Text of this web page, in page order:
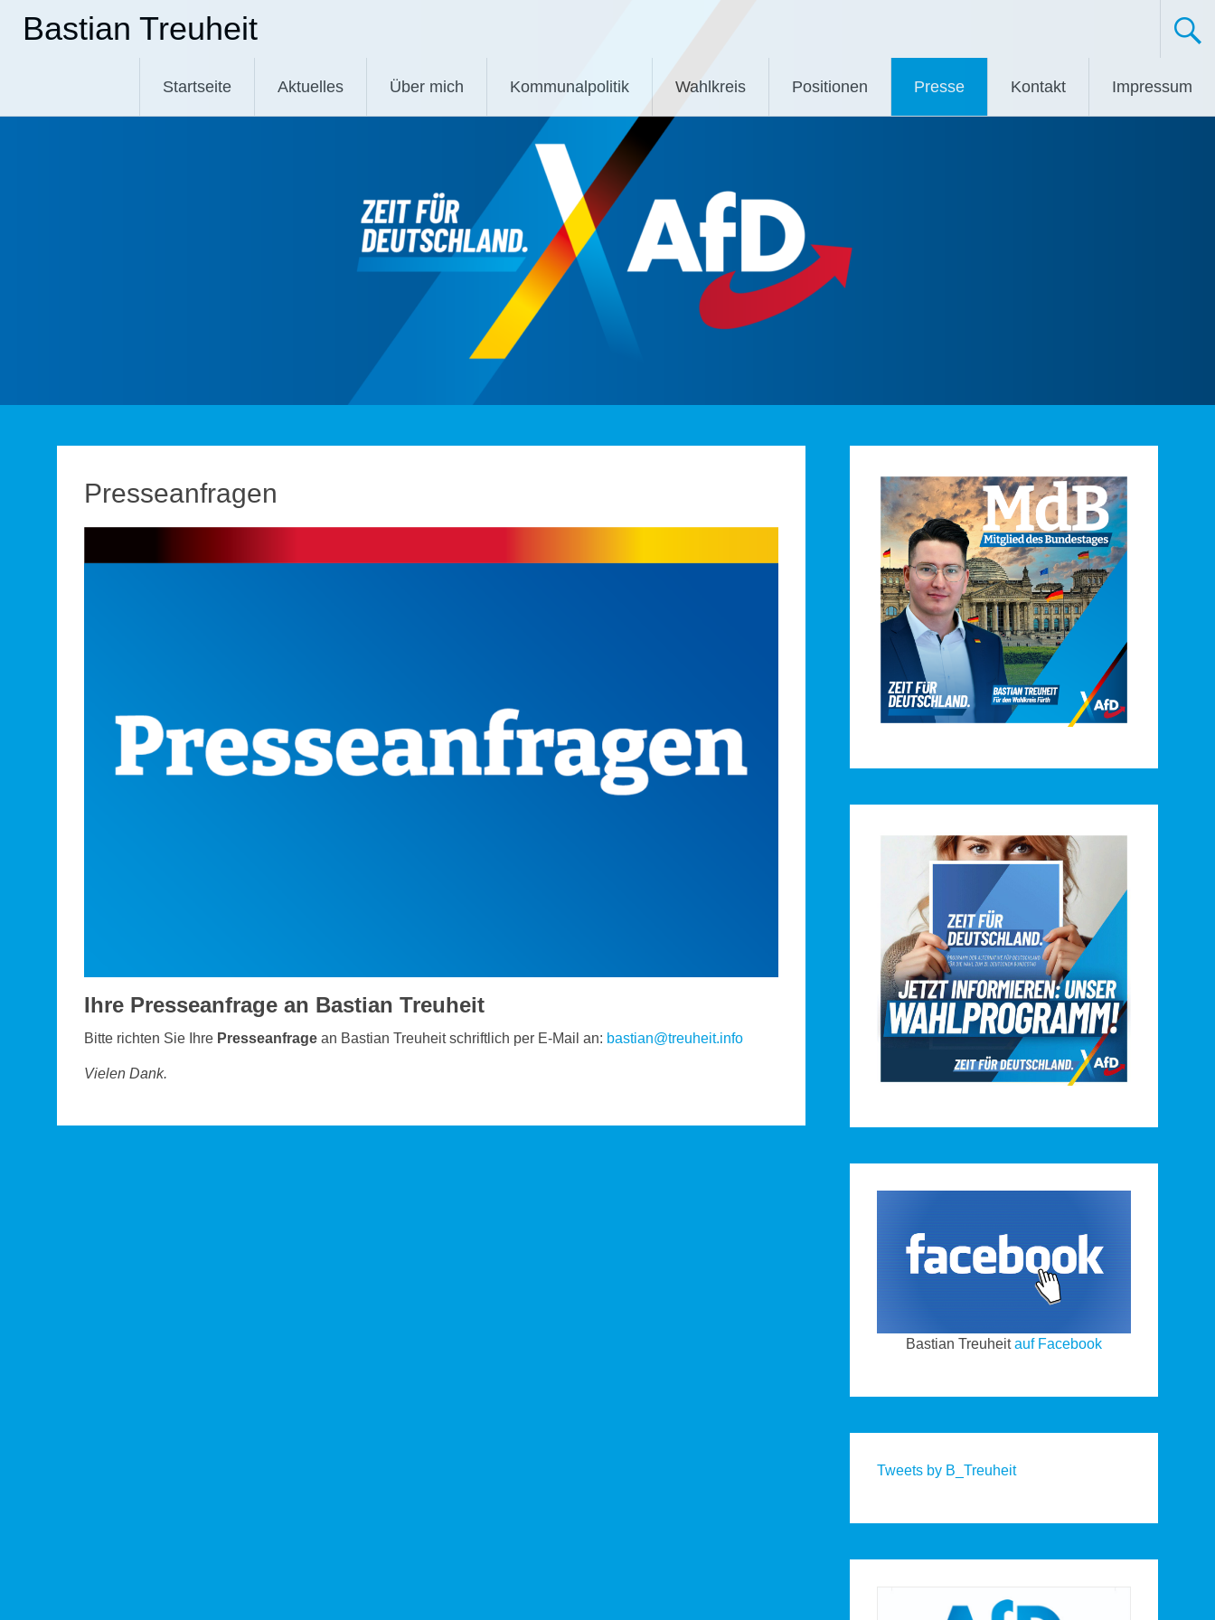
InhaltBastian Treuheit
Startseite Aktuelles Über mich Kommunalpolitik Wahlkreis Positionen Presse Kontakt Impressum
Presseanfragen
Ihre Presseanfrage an Bastian Treuheit
Bitte richten Sie Ihre Presseanfrage an Bastian Treuheit schriftlich per E-Mail an: bastian@treuheit.info
Vielen Dank.
Bastian Treuheitauf Facebook
Tweets by B_Treuheit